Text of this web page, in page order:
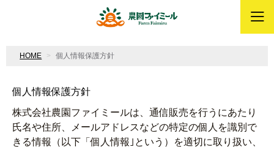
HOME 個人情報保護方針
個人情報保護方針
株式会社農園ファイミールは、通信販売を行うにあたり
氏名や住所、メールアドレスなどの特定の個人を識別で
きる情報（以下「個人情報｣という）を適切に取り扱い、